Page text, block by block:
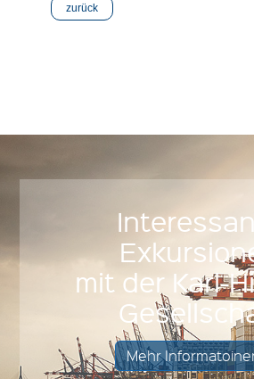
zurück
mit der Karl-
Mehr